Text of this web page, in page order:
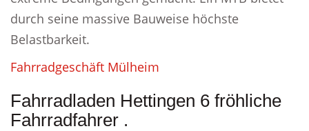
durch seine massive Bauweise höchste
Belastbarkeit.
Fahrradgeschäft Mülheim
Fahrradladen Hettingen 6 fröhliche
Fahrradfahrer .